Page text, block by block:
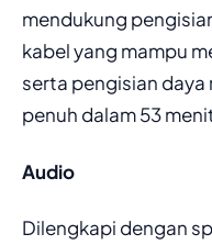
mendukung
kabel yang mampu
serta pengisian daya
penuh dalam 53
Audio
Dilengkapi dengan